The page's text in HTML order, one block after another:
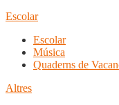
Escolar
Escolar
Música
Quaderns de
Altres